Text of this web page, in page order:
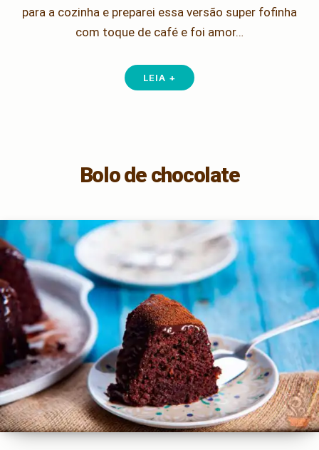
para a cozinha e preparei essa versão super fofinha
com toque de café e foi amor…
LEIA +
Bolo de chocolate